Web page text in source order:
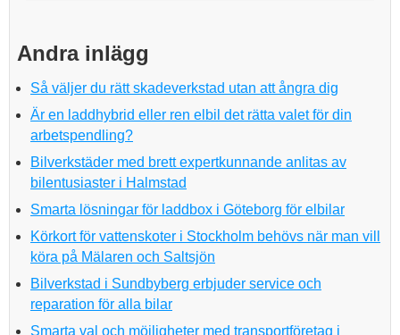
Andra inlägg
Så väljer du rätt skadeverkstad utan att ångra dig
Är en laddhybrid eller ren elbil det rätta valet för din
arbetspendling?
Bilverkstäder med brett expertkunnande anlitas av
bilentusiaster i Halmstad
Smarta lösningar för laddbox i Göteborg för elbilar
Körkort för vattenskoter i Stockholm behövs när man vill
köra på Mälaren och Saltsjön
Bilverkstad i Sundbyberg erbjuder service och
reparation för alla bilar
Smarta val och möjligheter med transportföretag i